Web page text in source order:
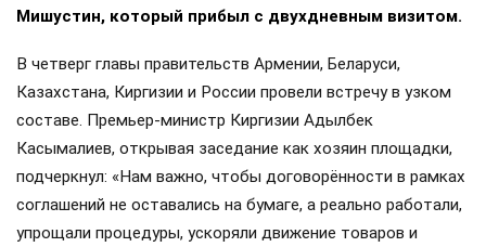
Мишустин, который прибыл с двухдневным визитом.
В четверг главы правительств Армении, Беларуси,
Казахстана, Киргизии и России провели встречу в узком
составе. Премьер-министр Киргизии Адылбек
Касымалиев, открывая заседание как хозяин площадки,
подчеркнул: «Нам важно, чтобы договорённости в рамках
соглашений не оставались на бумаге, а реально работали,
упрощали процедуры, ускоряли движение товаров и